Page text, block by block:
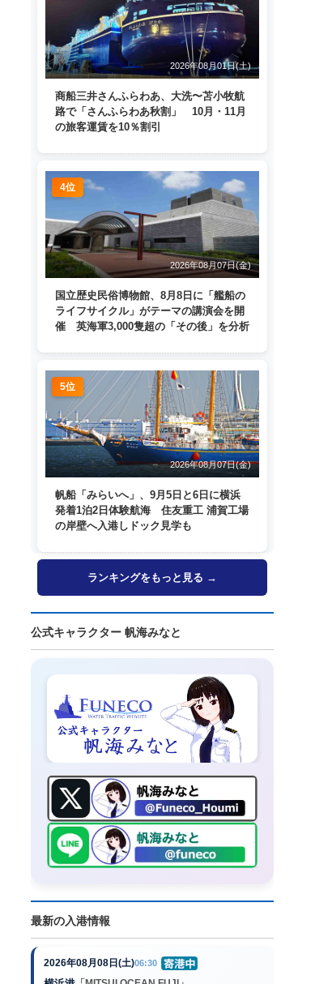
2026年08月01日(土)
商船三井さんふらわあ、大洗〜苫小牧航
路で「さんふらわあ秋割」 10月・11月
の旅客運賃を10％割引
4位
2026年08月07日(金)
国立歴史民俗博物館、8月8日に「艦船の
ライフサイクル」がテーマの講演会を開
催 英海軍3,000隻超の「その後」を分析
5位
2026年08月07日(金)
帆船「みらいへ」、9月5日と6日に横浜
発着1泊2日体験航海 住友重工 浦賀工場
の岸壁へ入港しドック見学も
ランキングをもっと見る →
公式キャラクター 帆海みなと
最新の入港情報
2026年08月08日(土)06:30